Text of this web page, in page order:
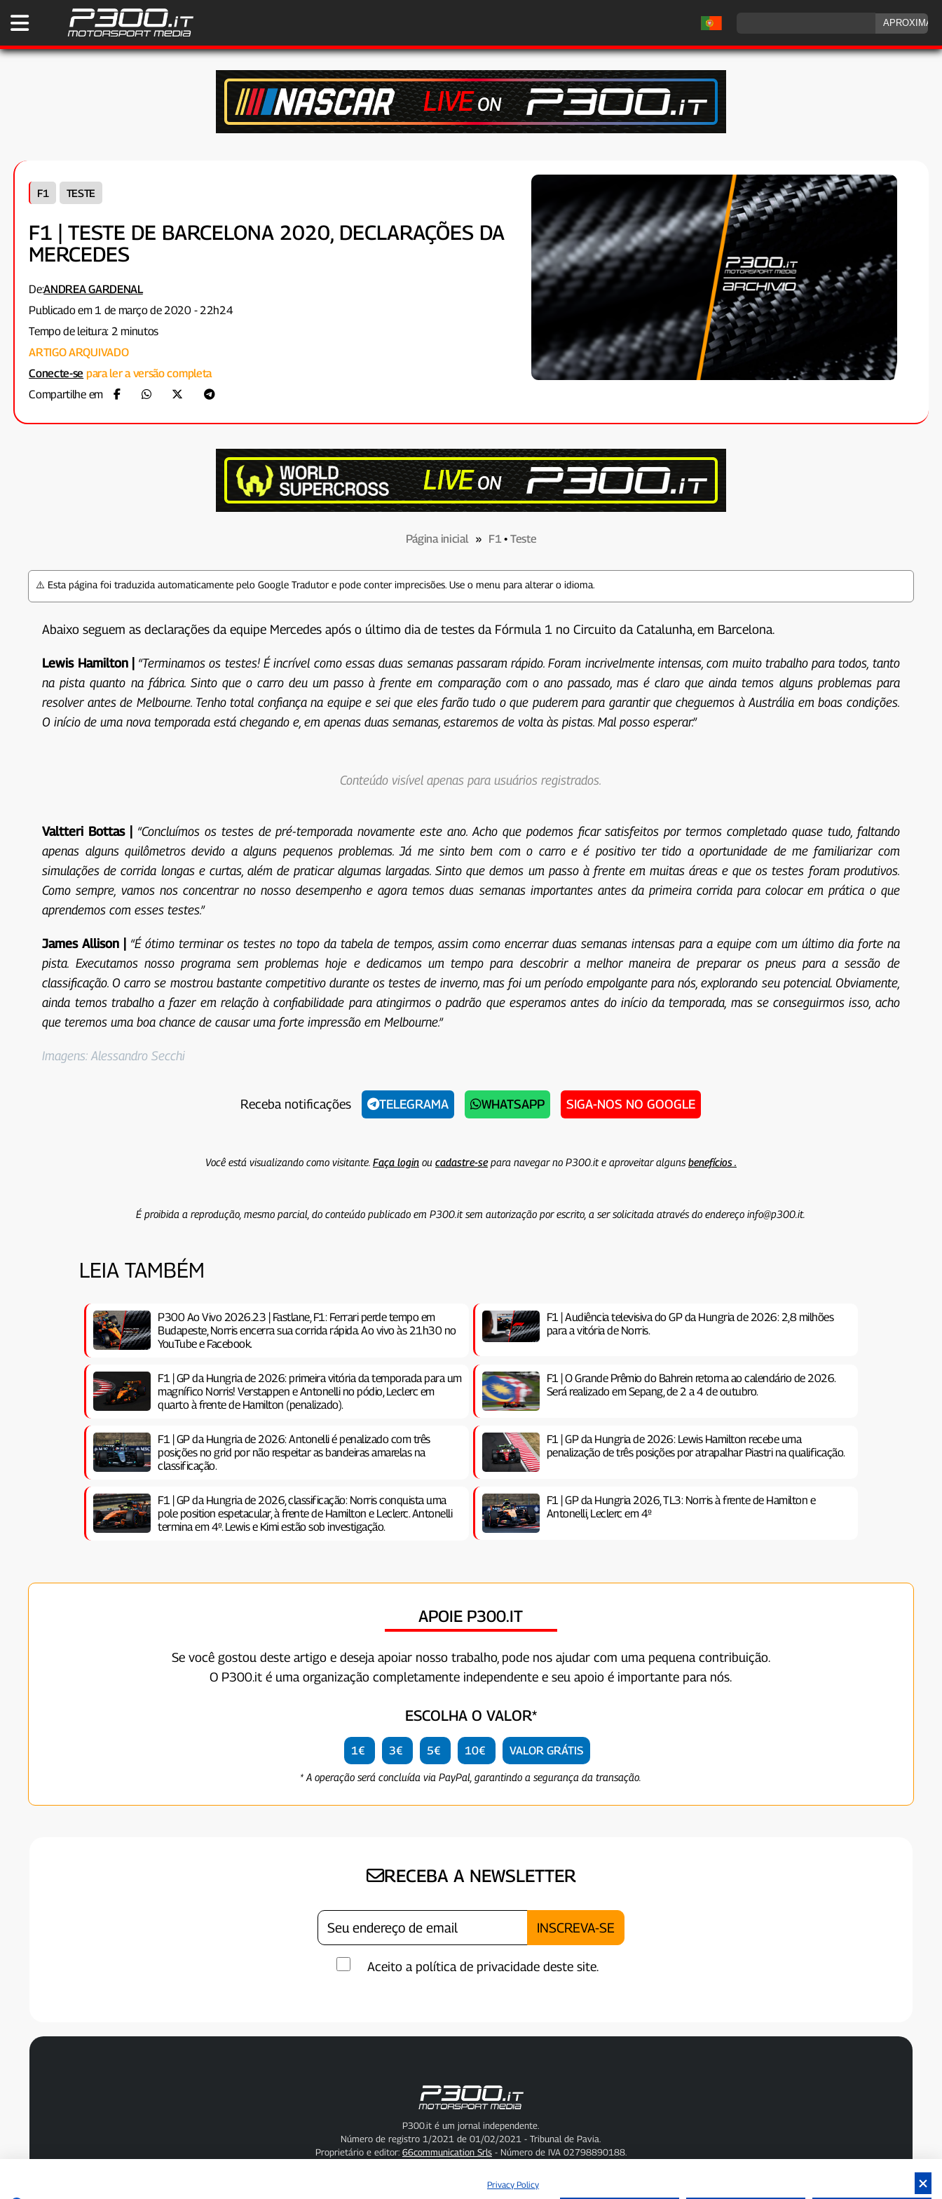
F1 TESTE
F1 | TESTE DE BARCELONA 2020, DECLARAÇÕES DA
MERCEDES
De:ANDREA GARDENAL
Publicado em 1 de março de 2020 - 22h24
Tempo de leitura: 2 minutos
ARTIGO ARQUIVADO
Conecte-se para ler a versão completa
Compartilhe em
Página inicial» F1• Teste
⚠️ Esta página foi traduzida automaticamente pelo Google Tradutor e pode conter imprecisões. Use o menu para alterar o idioma.
Abaixo seguem as declarações da equipe Mercedes após o último dia de testes da Fórmula 1 no Circuito da Catalunha, em Barcelona.
Lewis Hamilton | “Terminamos os testes! É incrível como essas duas semanas passaram rápido. Foram incrivelmente intensas, com muito trabalho para todos, tanto
na pista quanto na fábrica. Sinto que o carro deu um passo à frente em comparação com o ano passado, mas é claro que ainda temos alguns problemas para
resolver antes de Melbourne. Tenho total confiança na equipe e sei que eles farão tudo o que puderem para garantir que cheguemos à Austrália em boas condições.
O início de uma nova temporada está chegando e, em apenas duas semanas, estaremos de volta às pistas. Mal posso esperar.”
Conteúdo visível apenas para usuários registrados.
Valtteri Bottas | “Concluímos os testes de pré-temporada novamente este ano. Acho que podemos ficar satisfeitos por termos completado quase tudo, faltando
apenas alguns quilômetros devido a alguns pequenos problemas. Já me sinto bem com o carro e é positivo ter tido a oportunidade de me familiarizar com
simulações de corrida longas e curtas, além de praticar algumas largadas. Sinto que demos um passo à frente em muitas áreas e que os testes foram produtivos.
Como sempre, vamos nos concentrar no nosso desempenho e agora temos duas semanas importantes antes da primeira corrida para colocar em prática o que
aprendemos com esses testes.”
James Allison | “É ótimo terminar os testes no topo da tabela de tempos, assim como encerrar duas semanas intensas para a equipe com um último dia forte na
pista. Executamos nosso programa sem problemas hoje e dedicamos um tempo para descobrir a melhor maneira de preparar os pneus para a sessão de
classificação. O carro se mostrou bastante competitivo durante os testes de inverno, mas foi um período empolgante para nós, explorando seu potencial. Obviamente,
ainda temos trabalho a fazer em relação à confiabilidade para atingirmos o padrão que esperamos antes do início da temporada, mas se conseguirmos isso, acho
que teremos uma boa chance de causar uma forte impressão em Melbourne.”
Imagens: Alessandro Secchi
Receba notificações TELEGRAMA WHATSAPP SIGA-NOS NO GOOGLE
Você está visualizando como visitante. Faça loginou cadastre-separa navegar no P300.it e aproveitar algunsbenefícios .
É proibida a reprodução, mesmo parcial, do conteúdo publicado em P300.it sem autorização por escrito, a ser solicitada através do endereço info@p300.it.
LEIA TAMBÉM
P300 Ao Vivo 2026.23 | Fastlane, F1: Ferrari perde tempo em
Budapeste, Norris encerra sua corrida rápida. Ao vivo às 21h30 no
YouTube e Facebook.
F1 | Audiência televisiva do GP da Hungria de 2026: 2,8 milhões
para a vitória de Norris.
F1 | GP da Hungria de 2026: primeira vitória da temporada para um
magnífico Norris! Verstappen e Antonelli no pódio, Leclerc em
quarto à frente de Hamilton (penalizado).
F1 | O Grande Prêmio do Bahrein retorna ao calendário de 2026.
Será realizado em Sepang, de 2 a 4 de outubro.
F1 | GP da Hungria de 2026: Antonelli é penalizado com três
posições no grid por não respeitar as bandeiras amarelas na
classificação.
F1 | GP da Hungria de 2026: Lewis Hamilton recebe uma
penalização de três posições por atrapalhar Piastri na qualificação.
F1 | GP da Hungria de 2026, classificação: Norris conquista uma
pole position espetacular, à frente de Hamilton e Leclerc. Antonelli
termina em 4º. Lewis e Kimi estão sob investigação.
F1 | GP da Hungria 2026, TL3: Norris à frente de Hamilton e
Antonelli, Leclerc em 4º
APOIE P300.IT
Se você gostou deste artigo e deseja apoiar nosso trabalho, pode nos ajudar com uma pequena contribuição.
O P300.it é uma organização completamente independente e seu apoio é importante para nós.
ESCOLHA O VALOR*
1€ 3€ 5€ 10€ VALOR GRÁTIS
* A operação será concluída via PayPal, garantindo a segurança da transação.
RECEBA A NEWSLETTER
Aceito a política de privacidade deste site.
P300.it é um jornal independente.
Número de registro 1/2021 de 01/02/2021 - Tribunal de Pavia.
Proprietário e editor: 66communication Srls- Número de IVA 02798890188.
Privacy Policy